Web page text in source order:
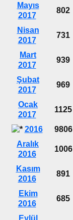
Mayıs
2017
802
Nisan
2017
731
Mart
2017
939
Şubat
2017
969
Ocak
2017
1125
2016 9806
Aralık
2016
1006
Kasım
2016
891
Ekim
2016
685
Eylül